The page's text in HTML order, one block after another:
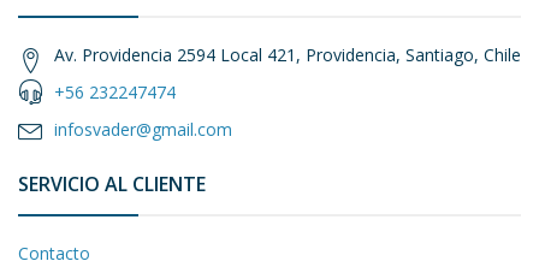
Av. Providencia 2594 Local 421, Providencia, Santiago, Chile
+56 232247474
infosvader@gmail.com
SERVICIO AL CLIENTE
Contacto